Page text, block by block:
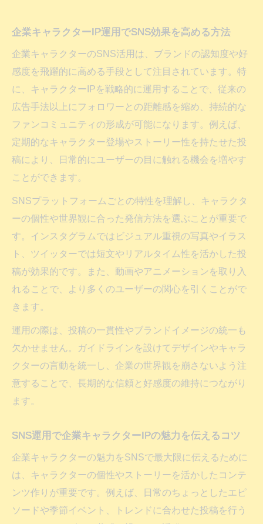
企業キャラクターIP運用でSNS効果を高める方法
企業キャラクターのSNS活用は、ブランドの認知度や好
感度を飛躍的に高める手段として注目されています。特
に、キャラクターIPを戦略的に運用することで、従来の
広告手法以上にフォロワーとの距離感を縮め、持続的な
ファンコミュニティの形成が可能になります。例えば、
定期的なキャラクター登場やストーリー性を持たせた投
稿により、日常的にユーザーの目に触れる機会を増やす
ことができます。
SNSプラットフォームごとの特性を理解し、キャラクタ
ーの個性や世界観に合った発信方法を選ぶことが重要で
す。インスタグラムではビジュアル重視の写真やイラス
ト、ツイッターでは短文やリアルタイム性を活かした投
稿が効果的です。また、動画やアニメーションを取り入
れることで、より多くのユーザーの関心を引くことがで
きます。
運用の際は、投稿の一貫性やブランドイメージの統一も
欠かせません。ガイドラインを設けてデザインやキャラ
クターの言動を統一し、企業の世界観を崩さないよう注
意することで、長期的な信頼と好感度の維持につながり
ます。
SNS運用で企業キャラクターIPの魅力を伝えるコツ
企業キャラクターの魅力をSNSで最大限に伝えるために
は、キャラクターの個性やストーリーを活かしたコンテ
ンツ作りが重要です。例えば、日常のちょっとしたエピ
ソードや季節イベント、トレンドに合わせた投稿を行う